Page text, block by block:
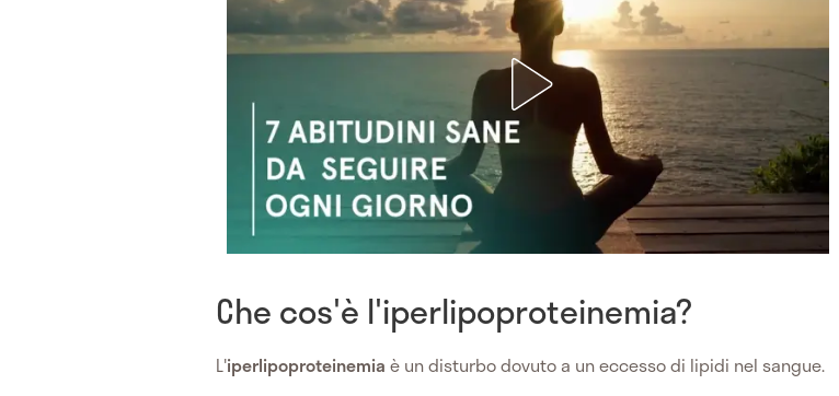
Che cos'è l'iperlipoproteinemia?
L'iperlipoproteinemia è un disturbo dovuto a un eccesso di lipidi nel sangue.